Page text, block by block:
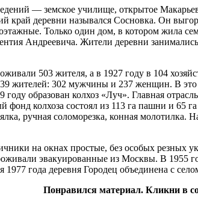
д 4, кв 2
д 4, кв.1
д 6
д 7
д 7
д 8
д 8-1
д 8-2
д 9
д №2
1
— земское училище, открытое
деревни назывался Сосновка. Он
Только один дом, в котором жила
Андреевича. Жители деревни
503 жителя, а в 1927 году в 104
жителей: 302 мужчины и 237 женщин. В
году образован колхоз «Луч». Главная
фонд колхоза состоял из 113 га пашни и 65
ручная соломорезка, конная
на окнах простые, без особых резных
эвакуированные из Москвы. В 1955
года деревня Городец объединена с
Понравился материал. Кликни в